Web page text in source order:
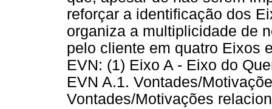
reforçar a identificação dos
organiza a multiplicidade de
pelo cliente em quatro Eixos
EVN: (1) Eixo A - Eixo do
EVN A.1. Vontades/
Vontades/Motivações